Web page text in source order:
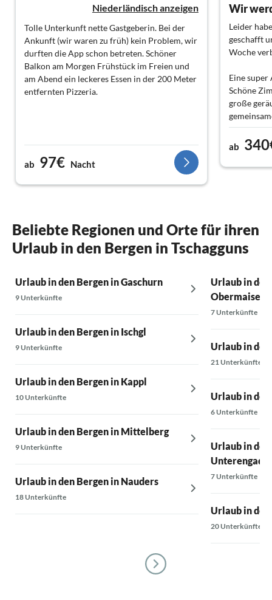
Niederländisch anzeigen
Tolle Unterkunft nette Gastgeberin. Bei der
Ankunft (wir waren zu früh) kein Problem, wir
durften die App schon betreten. Schöner
Balkon am Morgen Frühstück im Freien und
am Abend ein leckeres Essen in der 200 Meter
entfernten Pizzeria.
ab 97€ Nacht
Wir
Leider
geschafft
Woche
Eine
Schöne
große
sitzen.
herzlichen
ab
Beliebte Regionen und Orte für ihren
Urlaub in den Bergen in Tschagguns
Urlaub in den Bergen in Gaschurn
9 Unterkünfte
Urlaub in den Bergen in Ischgl
9 Unterkünfte
Urlaub in den Bergen in Kappl
10 Unterkünfte
Urlaub in den Bergen in Mittelberg
9 Unterkünfte
Urlaub in den Bergen in Nauders
18 Unterkünfte
Urlaub in
7 Unterkünfte
Urlaub in
21 Unterkünfte
Urlaub in den
6 Unterkünfte
Urlaub in den
Unterengadin
7 Unterkünfte
Urlaub in
20 Unterkünfte